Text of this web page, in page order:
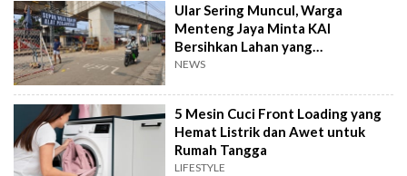
Ular Sering Muncul, Warga
Menteng Jaya Minta KAI
Bersihkan Lahan yang
Terbengkalai
NEWS
5 Mesin Cuci Front Loading yang
Hemat Listrik dan Awet untuk
Rumah Tangga
LIFESTYLE